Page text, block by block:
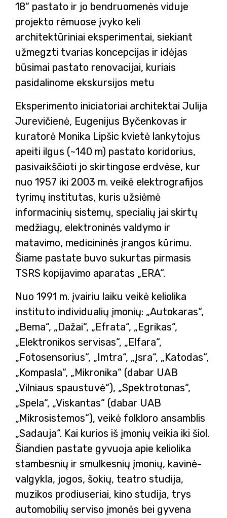
18“ pastato ir jo bendruomenės viduje
projekto rėmuose įvyko keli
architektūriniai eksperimentai, siekiant
užmegzti tvarias koncepcijas ir idėjas
būsimai pastato renovacijai, kuriais
pasidalinome ekskursijos metu
Eksperimento iniciatoriai architektai Julija
Jurevičienė, Eugenijus Byčenkovas ir
kuratorė Monika Lipšic kvietė lankytojus
apeiti ilgus (~140 m) pastato koridorius,
pasivaikščioti jo skirtingose erdvėse, kur
nuo 1957 iki 2003 m. veikė elektrografijos
tyrimų institutas, kuris užsiėmė
informacinių sistemų, specialių jai skirtų
medžiagų, elektroninės valdymo ir
matavimo, medicininės įrangos kūrimu.
Šiame pastate buvo sukurtas pirmasis
TSRS kopijavimo aparatas „ERA“.
Nuo 1991 m. įvairiu laiku veikė keliolika
instituto individualių įmonių: „Autokaras“,
„Bema“, „Dažai“, „Efrata“, „Egrikas“,
„Elektronikos servisas“, „Elfara“,
„Fotosensorius“, „Imtra“, „Įsra“, „Katodas“,
„Kompasla“, „Mikronika“ (dabar UAB
„Vilniaus spaustuvė“), „Spektrotonas“,
„Spela“, „Viskantas“ (dabar UAB
„Mikrosistemos“), veikė folkloro ansamblis
„Sadauja“. Kai kurios iš įmonių veikia iki šiol.
Šiandien pastate gyvuoja apie keliolika
stambesnių ir smulkesnių įmonių, kavinė-
valgykla, jogos, šokių, teatro studija,
muzikos prodiuseriai, kino studija, trys
automobilių serviso įmonės bei gyvena